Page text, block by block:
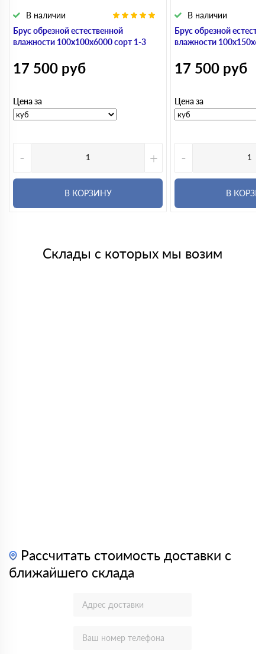
Брус обрезной естественной
влажности 100х100х6000 сорт 1-3
В наличии
17 500 руб
Цена за
- +
В КОРЗИНУ
Брус обрезной
влажности
В наличии
17 500 руб
Цена за
-
В
Склады с которых мы возим
Рассчитать стоимость доставки с
ближайшего склада